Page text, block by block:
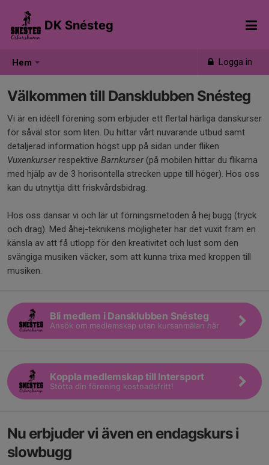
Hem Logga in
DK Snésteg
Välkommen till Dansklubben Snésteg
Vi är en idéell förening som erbjuder ett flertal härliga danskurser
för såväl stor som liten. Du hittar vårt nuvarande utbud samt
detaljerad information högst upp på sidan under fliken
Vuxenkurser respektive Barnkurser (på mobilen hittar du flikarna
med hjälp av de 3 horisontella strecken uppe till höger). Hos oss
kan du utnyttja ditt friskvårdsbidrag.
Hos oss dansar vi och lär ut förningsmetoden å hej bugg (tryck
och drag). Med åhej-teknikens möjligheter har det vuxit fram en
känsla av att få utlopp för den kreativitet och lust som den
svängiga musiken väcker, som att kunna trixa med kroppen till
musiken.
Bli medlem i Dansklubben Snésteg
Ansök om medlemskap utan kursanmälan här
Koppla medlemskap till Intersport
Stötta din förening kostnadsfritt!
Nu erbjuder vi även en endagskurs i
slowbugg